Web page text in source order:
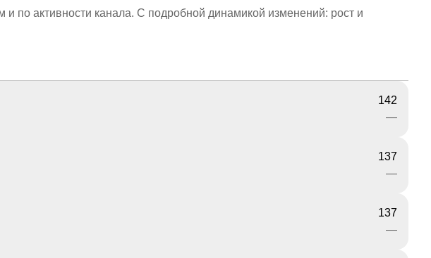
по активности канала. С подробной динамикой изменений: рост и
142
—
137
—
137
—